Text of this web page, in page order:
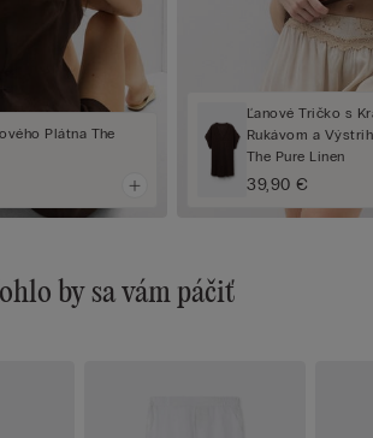
Plátna The
Ľanové Tričko s
Rukávom a
The Pure Linen
39,90 €
by sa vám páčiť